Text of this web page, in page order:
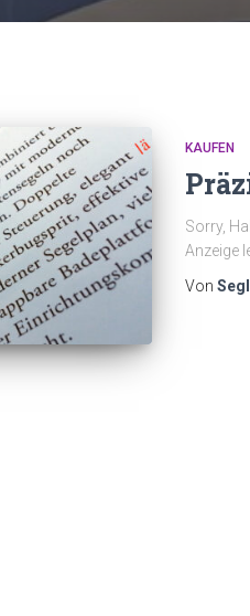
KAUFEN
Sorry,
Anzeige
Von